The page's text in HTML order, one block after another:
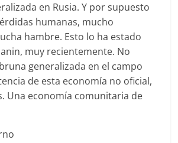
en Rusia. Y por supuesto
humanas, mucho
hambre. Esto lo ha estado
muy recientemente. No
generalizada en el campo
de esta economía no oficial,
Una economía comunitaria de